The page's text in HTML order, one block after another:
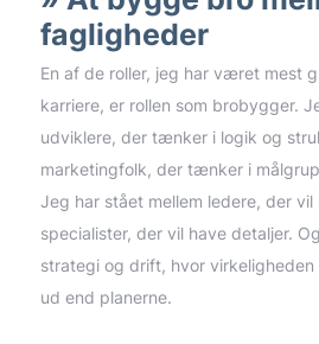
fagligheder
En af de roller, jeg har været mest
karriere, er rollen som brobygger.
udviklere, der tænker i logik og
marketingfolk, der tænker i
Jeg har stået mellem ledere, der
specialister, der vil have detaljer.
strategi og drift, hvor
ud end planerne.